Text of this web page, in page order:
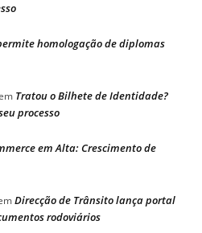
homologação de diplomas
Tratou o Bilhete de Identidade?
processo
em Alta: Crescimento de
Direcção de Trânsito lança portal
rodoviários